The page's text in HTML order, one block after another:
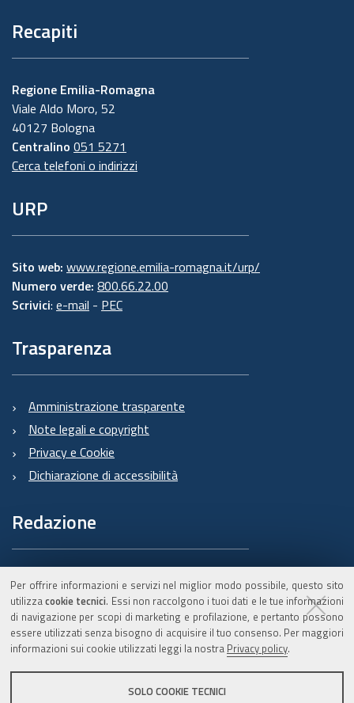
Per offrire informazioni e servizi nel miglior modo possibile, questo sito
utilizzacookie tecnici. Essi non raccolgono i tuoi dati e le tue informazioni
di navigazione per scopi di marketing e profilazione, e pertanto possono
essere utilizzati senza bisogno di acquisire il tuo consenso. Per maggiori
informazioni sui cookie utilizzati leggi la nostra Privacy policy.
SOLO COOKIE TECNICI
Recapiti
Regione Emilia-Romagna
Viale Aldo Moro, 52
40127 Bologna
Centralino 051 5271
Cerca telefoni o indirizzi
URP
Sito web: www.regione.emilia-romagna.it/urp/
Numero verde: 800.66.22.00
Scrivici: e-mail - PEC
Trasparenza
Amministrazione trasparente
Note legali e copyright
Privacy e Cookie
Dichiarazione di accessibilità
Redazione
Informazioni sul Burert
e contatti
C.F. 800.625.903.79